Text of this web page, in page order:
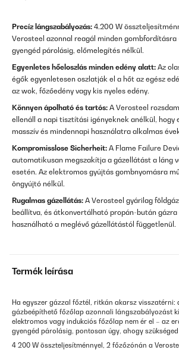
Precíz lángszabályozás: 4.200 W
Verosteel azonnal reagál minden gombfordításra
gyengéd párolásig, előmelegítés nélkül.
Egyenletes hőeloszlás minden edény alatt: Az
égők egyenletesen oszlatják el a hőt az egész
az wok, főzőedény vagy kis nyeles edény.
Könnyen ápolható és tartós: A Verosteel
ellenáll a napi tisztítási igényeknek anélkül, hogy
masszív és mindennapi használatra alkalmas
Kompromisslose Sicherheit: A Flame Failure
automatikusan megszakítja a gázellátást a láng
esetén. Az elektromos gyújtás gombnyomásra
öngyújtó nélkül.
Rugalmas gázellátás: A Verosteel gyárilag
beállítva, és átkonvertálható propán-bután gázra
használható a meglévő gázellátástól függetlenül.
Termék leírása
Ha egyszer gázzal főztél, ritkán akarsz visszatérni:
gázbeépíthető főzőlap azonnali lángszabályozást
elektromos vagy indukciós főzőlap nem ér el – az
gyengéd párolásig, pontosan úgy, ahogy
4 200 W összteljesítménnyel, 2 főzőzónán a